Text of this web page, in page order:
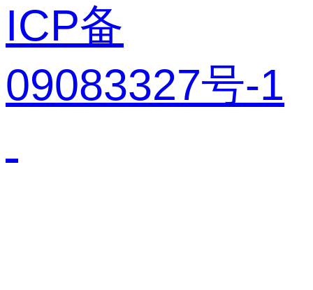
ICP备
09083327号-1